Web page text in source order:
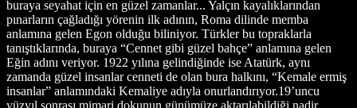
buraya seyahat için en güzel zamanlar... Yalçın kayalıklarından
pınarların çağladığı yörenin ilk adının, Roma dilinde memba
anlamına gelen Egon olduğu biliniyor. Türkler bu topraklarla
tanıştıklarında, buraya “Cennet gibi güzel bahçe” anlamına gelen
Eğin adını veriyor. 1922 yılına gelindiğinde ise Atatürk, aynı
zamanda güzel insanlar cenneti de olan bura halkını, “Kemale ermiş
insanlar” anlamındaki Kemaliye adıyla onurlandırıyor.19’uncu
yüzyıl sonrası mimari dokunun günümüze aktarılabildiği nadir